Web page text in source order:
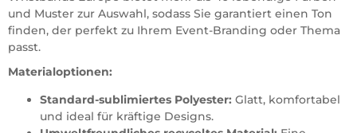
und Muster zur Auswahl, sodass Sie garantiert einen Ton
finden, der perfekt zu Ihrem Event-Branding oder Thema
passt.
Materialoptionen:
Standard-sublimiertes Polyester: Glatt, komfortabel
und ideal für kräftige Designs.